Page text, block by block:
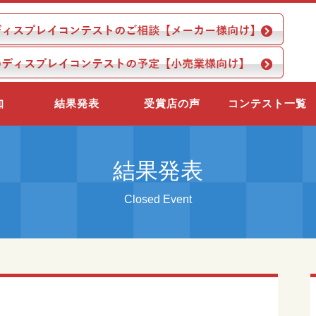
結果発表 受賞店の声 コンテスト一覧
結果発表
Closed Event